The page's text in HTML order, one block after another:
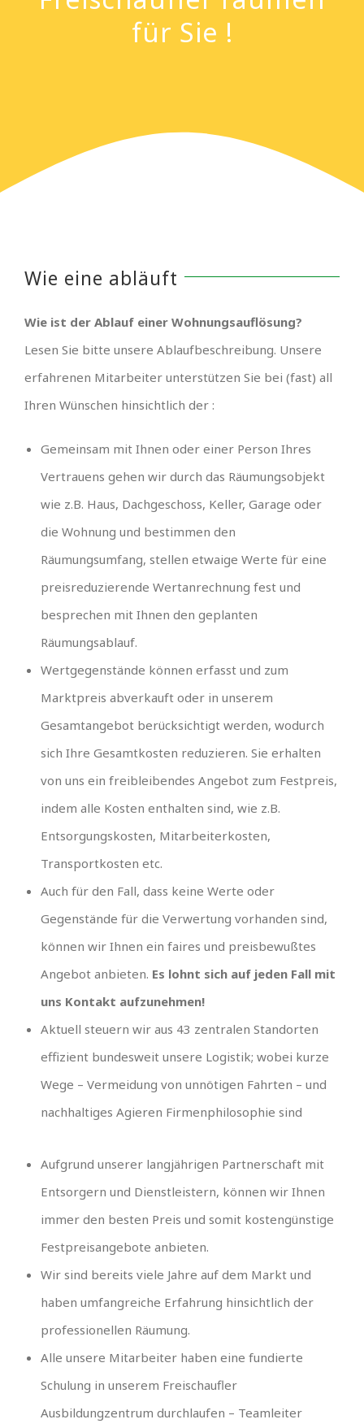
für Sie !
Wie eine abläuft
Wie ist der Ablauf einer Wohnungsauflösung?
Lesen Sie bitte unsere Ablaufbeschreibung. Unsere
erfahrenen Mitarbeiter unterstützen Sie bei (fast) all
Ihren Wünschen hinsichtlich der :
Gemeinsam mit Ihnen oder einer Person Ihres
Vertrauens gehen wir durch das Räumungsobjekt
wie z.B. Haus, Dachgeschoss, Keller, Garage oder
die Wohnung und bestimmen den
Räumungsumfang, stellen etwaige Werte für eine
preisreduzierende Wertanrechnung fest und
besprechen mit Ihnen den geplanten
Räumungsablauf.
Wertgegenstände können erfasst und zum
Marktpreis abverkauft oder in unserem
Gesamtangebot berücksichtigt werden, wodurch
sich Ihre Gesamtkosten reduzieren. Sie erhalten
von uns ein freibleibendes Angebot zum Festpreis,
indem alle Kosten enthalten sind, wie z.B.
Entsorgungskosten, Mitarbeiterkosten,
Transportkosten etc.
Auch für den Fall, dass keine Werte oder
Gegenstände für die Verwertung vorhanden sind,
können wir Ihnen ein faires und preisbewußtes
Angebot anbieten. Es lohnt sich auf jeden Fall mit
uns Kontakt aufzunehmen!
Aktuell steuern wir aus 43 zentralen Standorten
effizient bundesweit unsere Logistik; wobei kurze
Wege – Vermeidung von unnötigen Fahrten – und
nachhaltiges Agieren Firmenphilosophie sind
Aufgrund unserer langjährigen Partnerschaft mit
Entsorgern und Dienstleistern, können wir Ihnen
immer den besten Preis und somit kostengünstige
Festpreisangebote anbieten.
Wir sind bereits viele Jahre auf dem Markt und
haben umfangreiche Erfahrung hinsichtlich der
professionellen Räumung.
Alle unsere Mitarbeiter haben eine fundierte
Schulung in unserem Freischaufler
Ausbildungzentrum durchlaufen – Teamleiter